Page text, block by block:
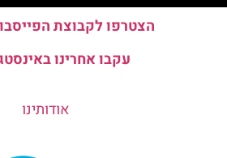
הצטרפו לקבוצת
עקבו אחרינו
אודותינו